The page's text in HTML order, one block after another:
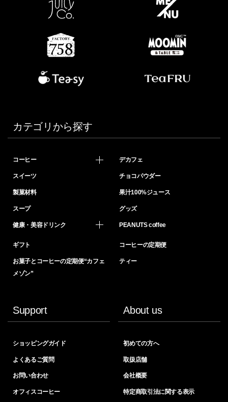
カテゴリから探す
コーヒー デカフェ
スイーツ チョコパウダー
製菓材料 果汁100%ジュース
スープ グッズ
健康・美容ドリンク PEANUTS coffee
ギフト コーヒーの定期便
お菓子とコーヒーの定期便“カフェ
メゾン”
ティー
Support
ショッピングガイド
よくあるご質問
お問い合わせ
オフィスコーヒー
About us
初めての方へ
取扱店舗
会社概要
特定商取引法に関する表示